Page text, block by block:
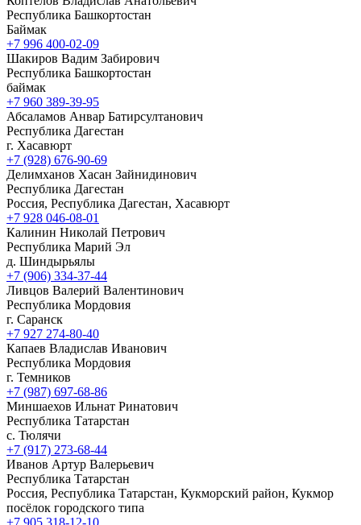
Республика Башкортостан
Баймак
+7 996 400-02-09
Шакиров Вадим Забирович
Республика Башкортостан
баймак
+7 960 389-39-95
Абсаламов Анвар Батирсултанович
Республика Дагестан
г. Хасавюрт
+7 (928) 676-90-69
Делимханов Хасан Зайнидинович
Республика Дагестан
Россия, Республика Дагестан, Хасавюрт
+7 928 046-08-01
Калинин Николай Петрович
Республика Марий Эл
д. Шиндырьялы
+7 (906) 334-37-44
Ливцов Валерий Валентинович
Республика Мордовия
г. Саранск
+7 927 274-80-40
Капаев Владислав Иванович
Республика Мордовия
г. Темников
+7 (987) 697-68-86
Миншаехов Ильнат Ринатович
Республика Татарстан
с. Тюлячи
+7 (917) 273-68-44
Иванов Артур Валерьевич
Республика Татарстан
Россия, Республика Татарстан, Кукморский район, Кукмор
посёлок городского типа
+7 905 318-12-10